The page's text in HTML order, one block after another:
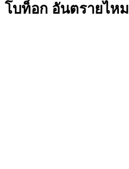
โบท็อก อันตรายไหม